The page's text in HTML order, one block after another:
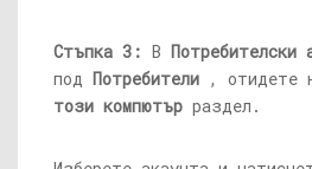
Стъпка 3: В Потребителски
под Потребители , отидете
този компютър раздел.